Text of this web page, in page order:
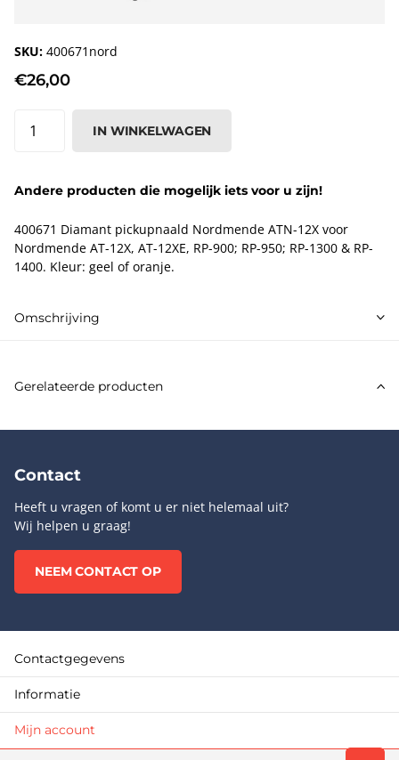
SKU: 400671nord
€26,00
IN WINKELWAGEN
Andere producten die mogelijk iets voor u zijn!
400671 Diamant pickupnaald Nordmende ATN-12X voor
Nordmende AT-12X, AT-12XE, RP-900; RP-950; RP-1300 & RP-
1400. Kleur: geel of oranje.
Omschrijving
Gerelateerde producten
Contact
Heeft u vragen of komt u er niet helemaal uit?
Wij helpen u graag!
NEEM CONTACT OP
Contactgegevens
Informatie
Mijn account